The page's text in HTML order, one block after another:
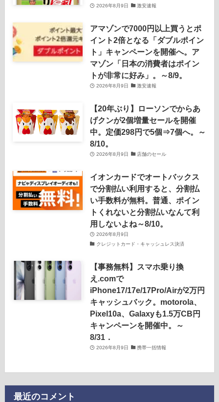
2026年8月9日 激安速報
アマゾンで7000円以上買うとポ
イント2倍となる「ダブルポイン
ト」キャンペーンを開催へ。ア
マゾン「日本の消費者はポイン
トが非常に好み」。～8/9。
2026年8月9日 激安速報
【20年ぶり】ローソンでからあ
げクンが2個増量セールを開催
中。定価298円で5個⇒7個へ。～
8/10。
2026年8月9日 店舗のセール
イオンカードでオートバックス
で分割払い利用すると、分割払
い手数料が無料。普通、ポイン
トくれないと分割払いなんて利
用しないよね～8/10。
2026年8月9日
クレジットカード・キャッシュレス決済
【事務無料】スマホ乗り換
え.comで
iPhone17/17e/17Pro/Airが2万円
キャッシュバック。motorola、
Pixel10a、Galaxyも1.5万CB円
キャンペーンを開催中。～
8/31．
2026年8月9日 携帯一括情報
最近のコメント